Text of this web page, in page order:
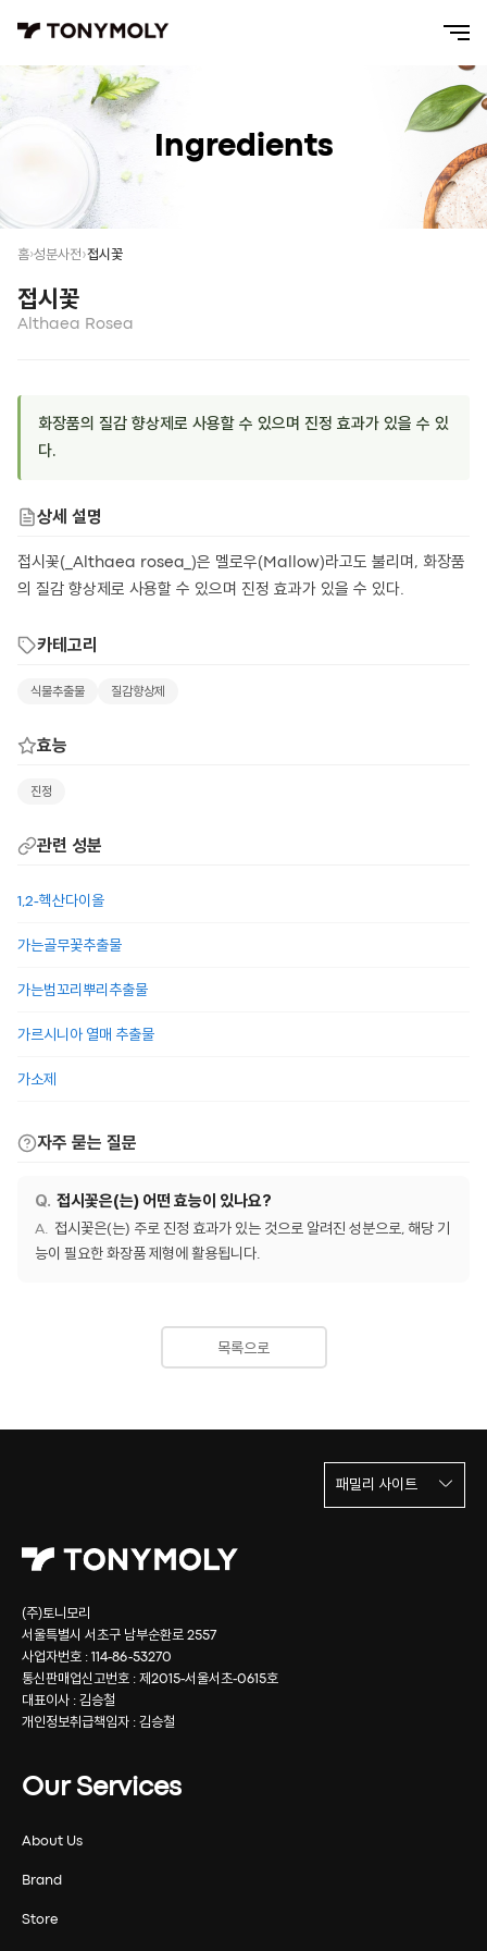
Ingredients
홈 성분사전 접시꽃
접시꽃
Althaea Rosea
화장품의 질감 향상제로 사용할 수 있으며 진정 효과가 있을 수 있
다.
상세 설명
접시꽃(_Althaea rosea_)은 멜로우(Mallow)라고도 불리며, 화장품
의 질감 향상제로 사용할 수 있으며 진정 효과가 있을 수 있다.
카테고리
식물추출물 질감향상제
효능
진정
관련 성분
1,2-헥산다이올
가는골무꽃추출물
가는범꼬리뿌리추출물
가르시니아 열매 추출물
가소제
자주 묻는 질문
접시꽃은(는) 어떤 효능이 있나요?
접시꽃은(는) 주로 진정 효과가 있는 것으로 알려진 성분으로, 해당 기
능이 필요한 화장품 제형에 활용됩니다.
목록으로
(주)토니모리
서울특별시 서초구 남부순환로 2557
사업자번호 : 114-86-53270
통신판매업신고번호 : 제2015-서울서초-0615호
대표이사 : 김승철
개인정보취급책임자 : 김승철
Our Services
About Us
Brand
Store
패밀리 사이트